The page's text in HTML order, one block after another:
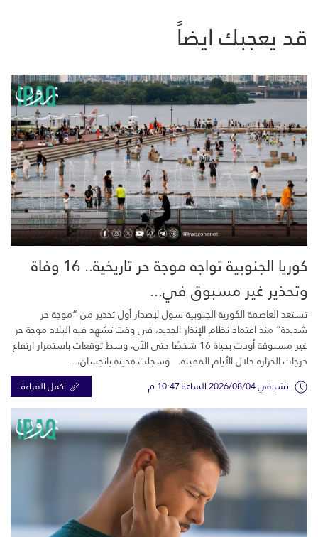
قد يعجبك ايضاً
كوريا الجنوبية تواجه موجة حر تاريخية.. 16 وفاة
وتحذير غير مسبوق في...
تستعد العاصمة الكورية الجنوبية سول لإصدار أول تحذير من “موجة حر
شديدة” منذ اعتماد نظام الإنذار الجديد، في وقت تشهد فيه البلاد موجة حر
غير مسبوقة أودت بحياة 16 شخصًا حتى الآن، وسط توقعات باستمرار ارتفاع
درجات الحرارة خلال الأيام المقبلة. وسجلت مدينة يانجسان،...
نشر في 2026/08/04 الساعة 10:47 م اكمل القراءة